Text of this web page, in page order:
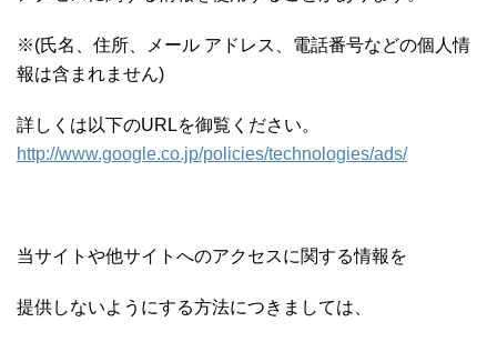
※(氏名、住所、メール アドレス、電話番号などの個人情
報は含まれません)
詳しくは以下のURLを御覧ください。
http://www.google.co.jp/policies/technologies/ads/
当サイトや他サイトへのアクセスに関する情報を
提供しないようにする方法につきましては、